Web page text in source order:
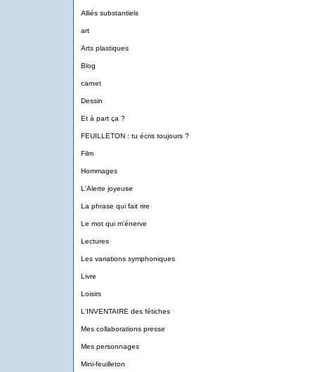
Alliés substantiels
art
Arts plastiques
Blog
carnet
Dessin
Et à part ça ?
FEUILLETON : tu écris toujours ?
Film
Hommages
L'Alerte joyeuse
La phrase qui fait rire
Le mot qui m'énerve
Lectures
Les variations symphoniques
Livre
Loisirs
L'INVENTAIRE des fétiches
Mes collaborations presse
Mes personnages
Mini-feuilleton